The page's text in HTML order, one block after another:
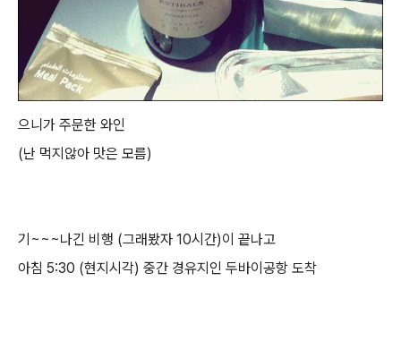
으니가 주문한 와인
(난 먹지않아 맛은 모름)
기~~~나긴 비행 (그래봤자 10시간)이 끝나고
아침 5:30 (현지시각) 중간 경유지인 두바이공항 도착